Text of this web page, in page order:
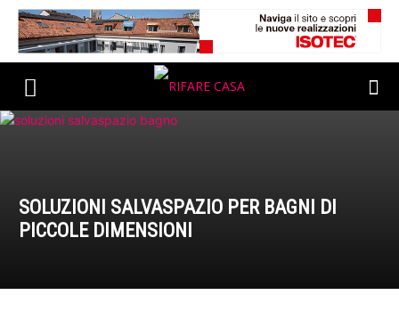
SOLUZIONI SALVASPAZIO PER BAGNI DI
PICCOLE DIMENSIONI